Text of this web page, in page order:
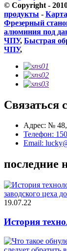
© Copyright -
продукты -
Фрезерный
алюминия под
ЧПУ, Быстрая
ЧПУ,
Связаться
Адрес: № 48,
Телефон:
Email:
последние
19.07.22
История